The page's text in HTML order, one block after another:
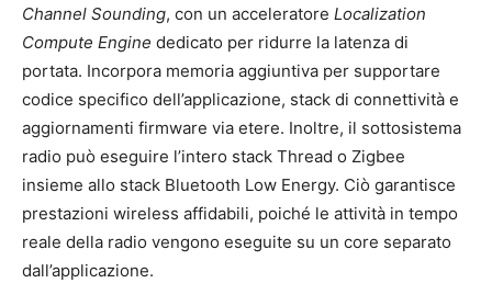
Channel Sounding, con un acceleratore Localization
Compute Engine dedicato per ridurre la latenza di
portata. Incorpora memoria aggiuntiva per supportare
codice specifico dell’applicazione, stack di connettività e
aggiornamenti firmware via etere. Inoltre, il sottosistema
radio può eseguire l’intero stack Thread o Zigbee
insieme allo stack Bluetooth Low Energy. Ciò garantisce
prestazioni wireless affidabili, poiché le attività in tempo
reale della radio vengono eseguite su un core separato
dall’applicazione.